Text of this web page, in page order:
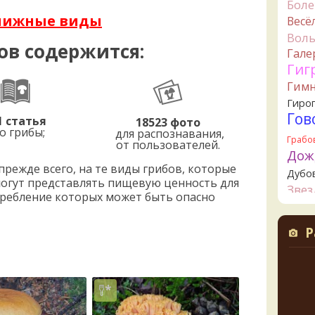
виды
содержится:
статья
грибы;
18523 фото
для распознавания,
от пользователей.
всего, на те виды грибов, которые
представлять пищевую ценность для
которых может быть опасно
12 часов
12
вид
16 часов
20
20